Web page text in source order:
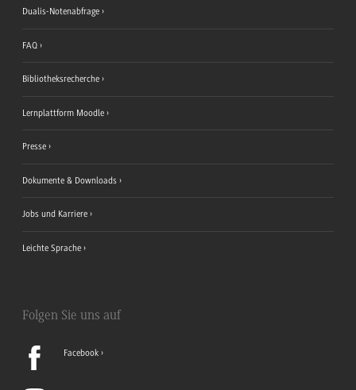
Dualis-Notenabfrage
FAQ
Bibliotheksrecherche
Lernplattform Moodle
Presse
Dokumente & Downloads
Jobs und Karriere
Leichte Sprache
Folgen Sie uns auf
Facebook